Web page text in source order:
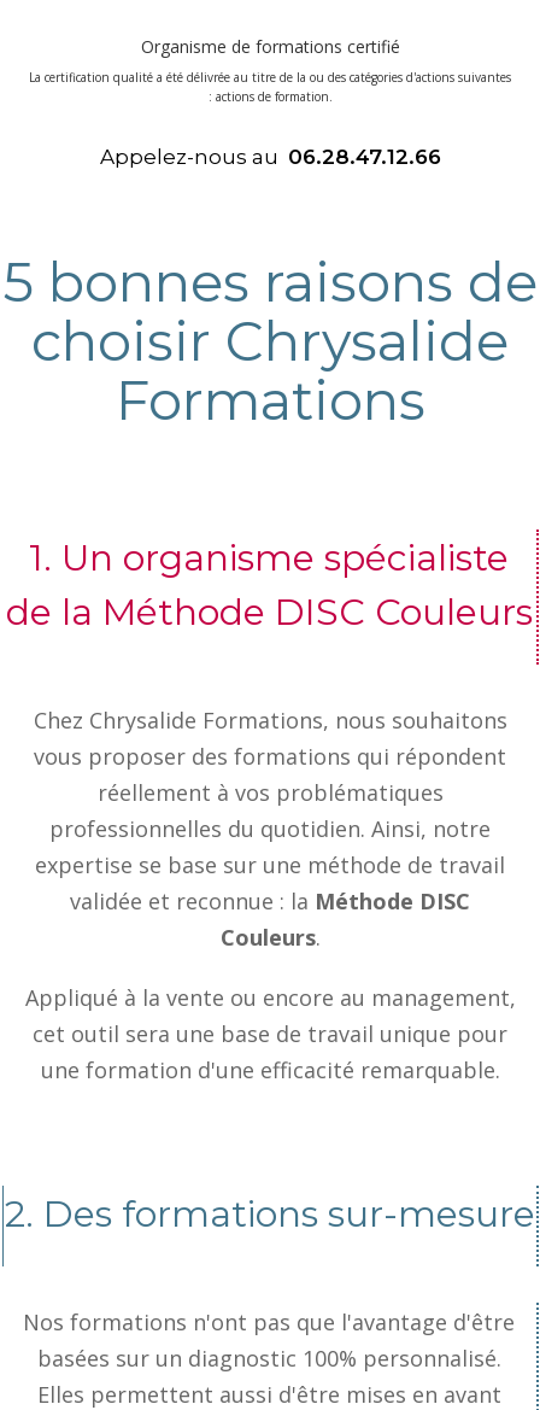
Organisme de formations certifié
La certification qualité a été délivrée au titre de la ou des catégories d'actions suivantes
: actions de formation.
Appelez-nous au 06.28.47.12.66
5 bonnes raisons de
choisir Chrysalide
Formations
1. Un organisme spécialiste
de la Méthode DISC Couleurs
Chez Chrysalide Formations, nous souhaitons
vous proposer des formations qui répondent
réellement à vos problématiques
professionnelles du quotidien. Ainsi, notre
expertise se base sur une méthode de travail
validée et reconnue : la Méthode DISC
Couleurs.
Appliqué à la vente ou encore au management,
cet outil sera une base de travail unique pour
une formation d'une efficacité remarquable.
2. Des formations sur-mesure
Nos formations n'ont pas que l'avantage d'être
basées sur un diagnostic 100% personnalisé.
Elles permettent aussi d'être mises en avant